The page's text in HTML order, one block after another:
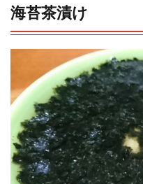
海苔茶漬け